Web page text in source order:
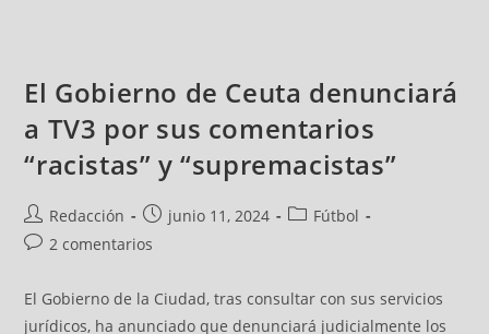
El Gobierno de Ceuta denunciará
a TV3 por sus comentarios
“racistas” y “supremacistas”
Redacción junio 11, 2024
Fútbol
2 comentarios
El Gobierno de la Ciudad, tras consultar con sus servicios
jurídicos, ha anunciado que denunciará judicialmente los